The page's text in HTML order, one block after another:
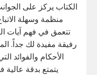
الكتاب يركز على
منظمة وسهلة
تتعمق في فهم آيات
رفيقة مفيدة لك جداً.
الأحكام والفوائد
يتمتع بدقة عالية